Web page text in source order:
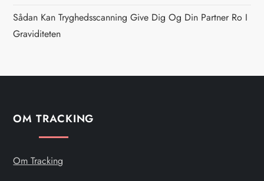
g
a
t
o
n
Sådan Kan Tryghedsscanning Give Dig Og Din Partner Ro I
Graviditeten
OM TRACKING
Om Tracking